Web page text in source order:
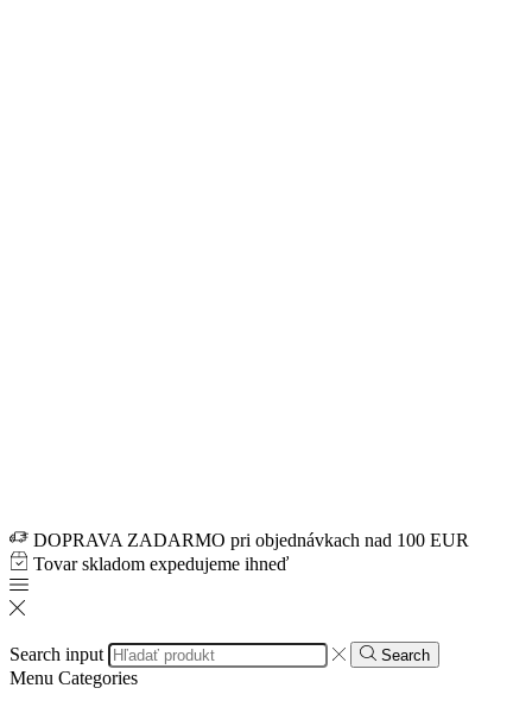
DOPRAVA ZADARMO pri objednávkach nad 100 EUR
Tovar skladom expedujeme ihneď
Search input Search
Menu Categories